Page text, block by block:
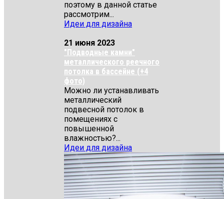
поэтому в данной статье
рассмотрим...
Идеи для дизайна
21 июня 2023
"Подводные камни"
металлического реечного
потолка в бассейне (+4
фото)
Можно ли устанавливать
металлический
подвесной потолок в
помещениях с
повышенной
влажностью?...
Идеи для дизайна